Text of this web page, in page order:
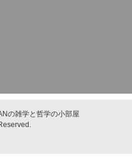
の雑学と哲学の小部屋